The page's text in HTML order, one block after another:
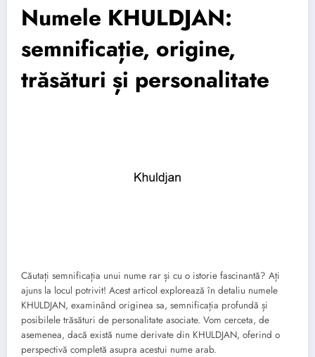
Numele KHULDJAN:
semnificație, origine,
trăsături și personalitate
Căutați semnificația unui nume rar și cu o istorie fascinantă? Ați
ajuns la locul potrivit! Acest articol explorează în detaliu numele
KHULDJAN, examinând originea sa, semnificația profundă și
posibilele trăsături de personalitate asociate. Vom cerceta, de
asemenea, dacă există nume derivate din KHULDJAN, oferind o
perspectivă completă asupra acestui nume arab.